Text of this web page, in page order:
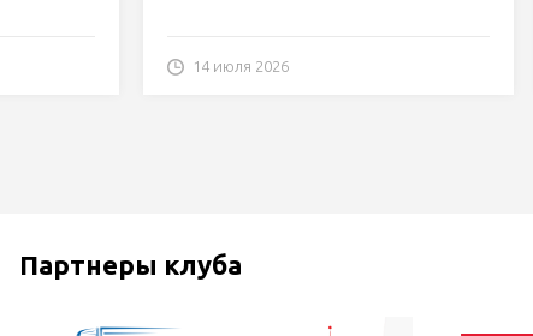
14 июля 2026
Партнеры клуба